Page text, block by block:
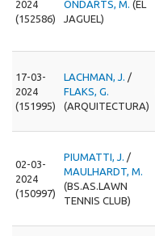
2024
(152586)
ONDARTS, M. (EL
JAGUEL)
17-03-
2024
(151995)
LACHMAN, J. /
FLAKS, G.
(ARQUITECTURA)
02-03-
2024
(150997)
PIUMATTI, J. /
MAULHARDT, M.
(BS.AS.LAWN
TENNIS CLUB)